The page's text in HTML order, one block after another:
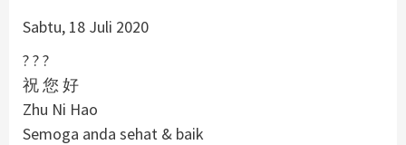
Sabtu, 18 Juli 2020
? ? ?
祝 您 好
Zhu Ni Hao
Semoga anda sehat & baik